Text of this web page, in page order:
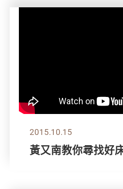
2015.10.15
黃又南教你尋找好